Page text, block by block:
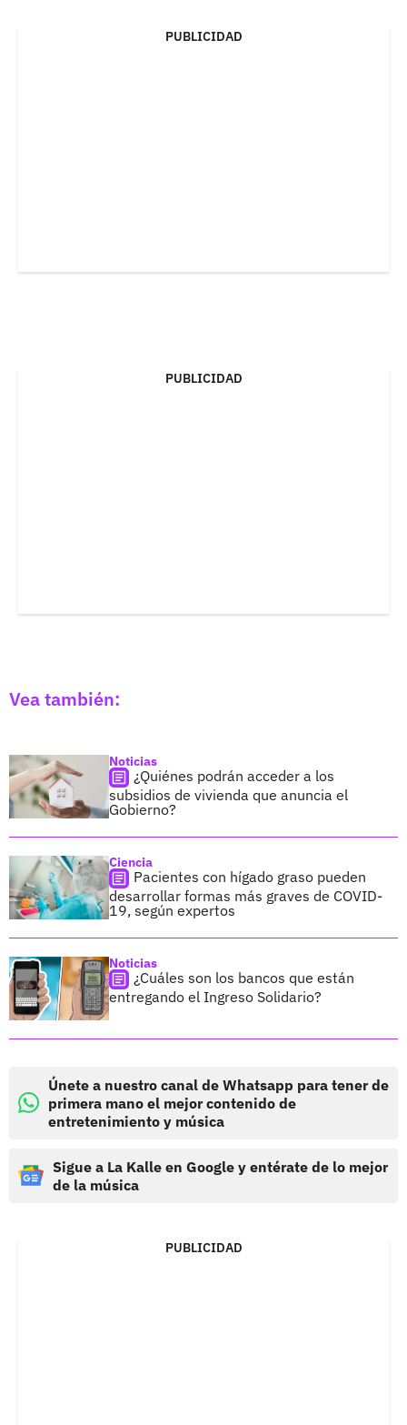
PUBLICIDAD
PUBLICIDAD
Vea también:
Noticias
¿Quiénes podrán acceder a los
subsidios de vivienda que anuncia el
Gobierno?
Ciencia
Pacientes con hígado graso pueden
desarrollar formas más graves de COVID-
19, según expertos
Noticias
¿Cuáles son los bancos que están
entregando el Ingreso Solidario?
Únete a nuestro canal de Whatsapp para tener de
primera mano el mejor contenido de
entretenimiento y música
Sigue a La Kalle en Google y entérate de lo mejor
de la música
PUBLICIDAD